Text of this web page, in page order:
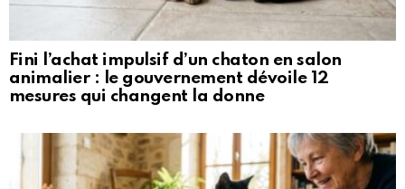
Fini l’achat impulsif d’un chaton en salon
animalier : le gouvernement dévoile 12
mesures qui changent la donne